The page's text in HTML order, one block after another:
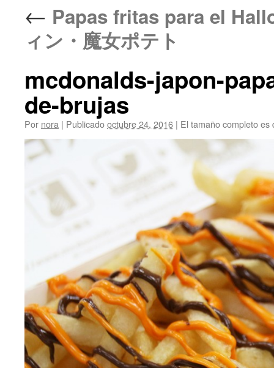
← Papas fritas para el
ィン・魔女ポテト
mcdonalds-japon-
de-brujas
Por nora | Publicadooctubre 24, 2016 | El tamaño completo